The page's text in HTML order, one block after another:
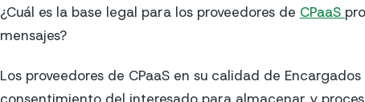
¿Cuál es la base legal para los proveedores de CPaaS
mensajes?
Los proveedores de CPaaS en su calidad de